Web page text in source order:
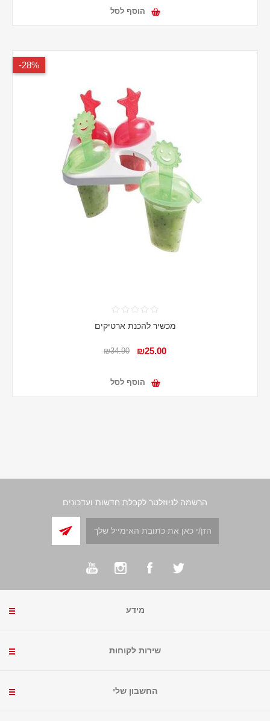
הוסף לסל
28%-
מכשיר להכנת ארטיקים
₪25.00
₪34.90
הוסף לסל
הרשמה לניוזלטר לקבלת חדשות ועדכונים
מידע
שירות לקוחות
החשבון שלי